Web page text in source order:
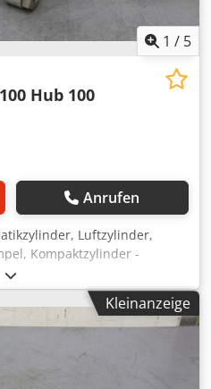
1 / 5
Hub 100
Anrufen
Luftzylinder,
Kompaktzylinder -
100 -Hubweg: 100 mm -
-Kolbenstange: Ø 40 mm -
mm -Gewicht: 23,5 kgKleinanzeige